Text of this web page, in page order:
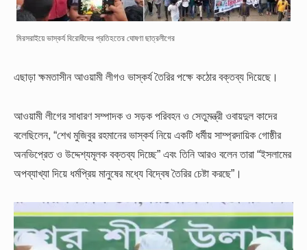
মিরসরাইয়ে ভাস্কর্য বিরোধীদের প্রতিহতের ঘোষণা ছাত্রলীগের
এছাড়া ক্ষমতাসীন আওয়ামী লীগও ভাস্কর্য তৈরির পক্ষে কঠোর বক্তব্য দিয়েছে।
আওয়ামী লীগের সাধারণ সম্পাদক ও সড়ক পরিবহন ও সেতুমন্ত্রী ওবায়দুল কাদের
বলেছিলেন, “শেখ মুজিবুর রহমানের ভাস্কর্য নিয়ে একটি ধর্মীয় সাম্প্রদায়িক গোষ্ঠীর
অনভিপ্রেত ও উদ্দেশ্যমূলক বক্তব্য দিচ্ছে” এবং তিনি আরও বলেন তারা “ইসলামের
অপব্যাখ্যা দিয়ে ধর্মপ্রিয় মানুষের মধ্যে বিদ্বেষ তৈরির চেষ্টা করছে”।